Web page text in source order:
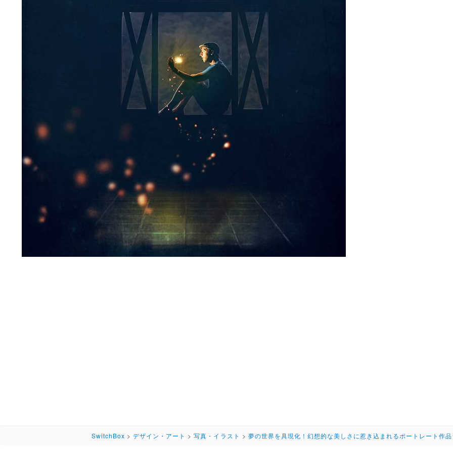
SwitchBox >デザイン・アート >写真・イラスト > 夢の世界を具現化！幻想的な美しさに惹き込まれるポートレート作